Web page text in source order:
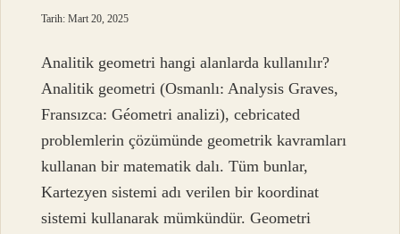
Tarih: Mart 20, 2025
Analitik geometri hangi alanlarda kullanılır?
Analitik geometri (Osmanlı: Analysis Graves,
Fransızca: Géometri analizi), cebricated
problemlerin çözümünde geometrik kavramları
kullanan bir matematik dalı. Tüm bunlar,
Kartezyen sistemi adı verilen bir koordinat
sistemi kullanarak mümkündür. Geometri